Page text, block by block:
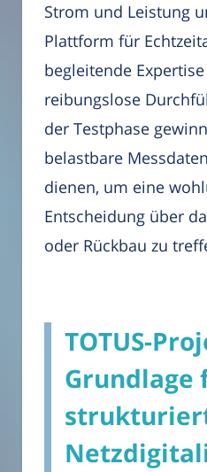
Strom und Leistung
Plattform für
begleitende
reibungslose
der Testphase
belastbare
dienen, um eine
Entscheidung über
oder Rückbau zu
TOTUS-
Grundlage